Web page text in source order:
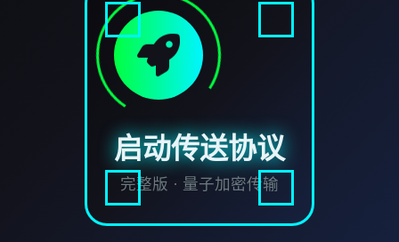
启动传送协议
完整版 · 量子加密传输